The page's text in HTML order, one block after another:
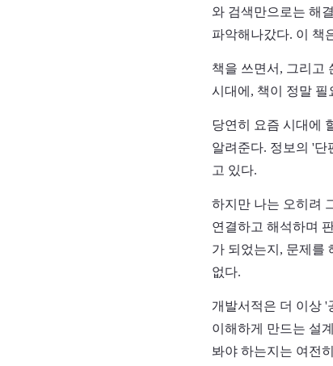
와 검색만으로는 해
파악해나갔다. 이 책
책을 쓰면서, 그리고
시대에, 책이 정말 필
당연히 요즘 시대에
알려준다. 정보의 '단
고 있다.
하지만 나는 오히려
연결하고 해석하며
가 되었는지, 문제를
없다.
개발서적은 더 이상 '
이해하게 만드는 설
봐야 하는지는 여전